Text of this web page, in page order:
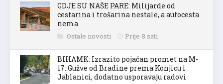
GDJE SU NAŠE PARE: Milijarde od
cestarina i trošarina nestale, a autocesta
nema
Ostale novosti Prije 8 sati
BIHAMK: Izrazito pojačan promet na M-
17: Gužve od Bradine prema Konjicu i
Jablanici, dodatno usporavaju radovi